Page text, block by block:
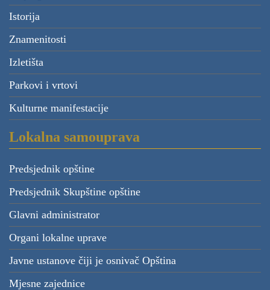
Istorija
Znamenitosti
Izletišta
Parkovi i vrtovi
Kulturne manifestacije
Lokalna samouprava
Predsjednik opštine
Predsjednik Skupštine opštine
Glavni administrator
Organi lokalne uprave
Javne ustanove čiji je osnivač Opština
Mjesne zajednice